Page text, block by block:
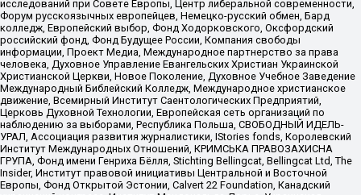
исследований при Совете Европы, Центр либеральной современности,
Форум русскоязычных европейцев, Немецко-русский обмен, Бард
колледж, Европейский выбор, Фонд Ходорковского, Оксфордский
российский фонд, Фонд Будущее России, Компания свободы
информации, Проект Медиа, Международное партнерство за права
человека, Духовное Управление Евангельских Христиан Украинской
Христианской Церкви, Новое Поколение, Духовное Учебное Заведение
Международный Библейский Колледж, Международное христианское
движение, Всемирный Институт Саентологических Предприятий,
Церковь Духовной Технологии, Европейская сеть организаций по
наблюдению за выборами, Республика Польша, СВОБОДНЫЙ ИДЕЛЬ-
УРАЛ, Ассоциация развития журналистики, IStories fonds, Королевский
Институт Международных Отношений, КРИМСЬКА ПРАВОЗАХИСНА
ГРУПА, Фонд имени Генриха Бёлля, Stichting Bellingcat, Bellingcat Ltd, The
Insider, Институт правовой инициативы Центральной и Восточной
Европы, Фонд Открытой Эстонии, Calvert 22 Foundation, Канадский